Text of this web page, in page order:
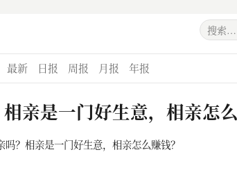
最新 日报 周报 月报 年报
亲是一门好生意，相亲怎
吗？相亲是一门好生意，相亲怎么赚钱？